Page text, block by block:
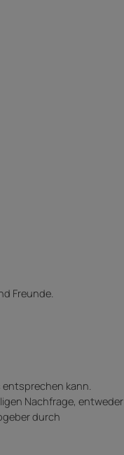
Freunde.
entsprechen kann.
Nachfrage, entweder
durch